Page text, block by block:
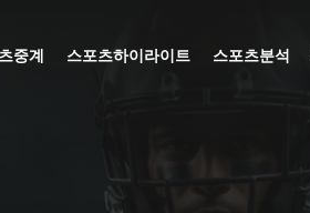
중계 스포츠하이라이트 스포츠분석